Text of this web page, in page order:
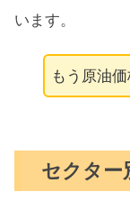
います。
もう原油
セクター